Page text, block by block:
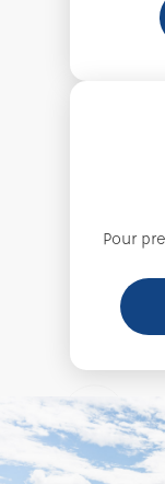
Pour